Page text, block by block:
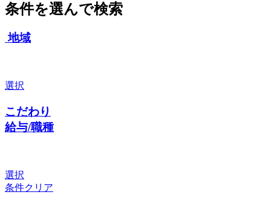
条件を選んで検索
地域
選択
こだわり
給与/職種
選択
条件クリア